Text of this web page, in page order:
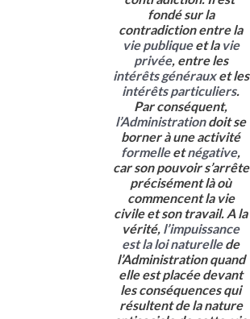
fondé sur la
contradiction entre la
vie publiqueet la vie
privée, entre les
intérêts générauxet les
intérêts particuliers.
Par conséquent,
l’Administrationdoit se
borner à une activité
formelleetnégative,
car son pouvoir s’arrête
précisément là où
commencent la vie
civile et son travail. A la
vérité, l’impuissance
est la loi naturellede
l’Administration quand
elle est placée devant
les conséquences qui
résultent de la nature